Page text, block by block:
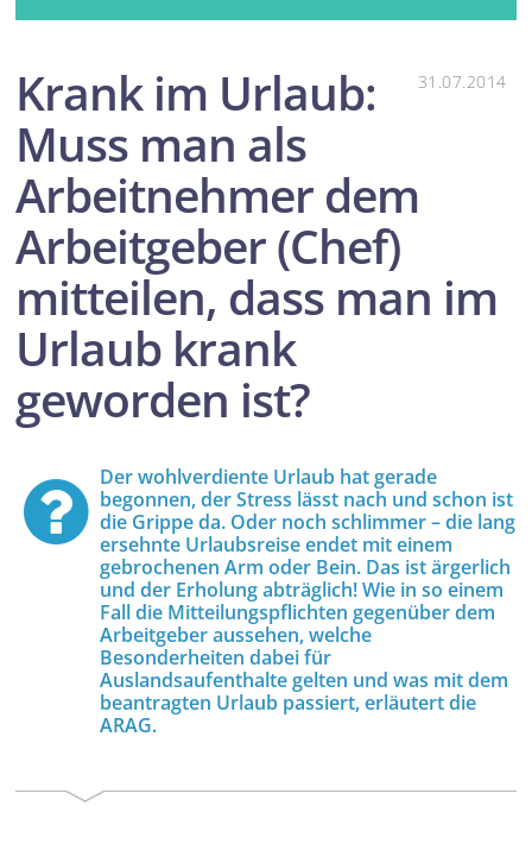
31.07.2014
Krank im Urlaub:
Muss man als
Arbeitnehmer dem
Arbeitgeber (Chef)
mitteilen, dass man im
Urlaub krank
geworden ist?
Der wohlverdiente Urlaub hat gerade
begonnen, der Stress lässt nach und schon ist
die Grippe da. Oder noch schlimmer – die lang
ersehnte Urlaubsreise endet mit einem
gebrochenen Arm oder Bein. Das ist ärgerlich
und der Erholung abträglich! Wie in so einem
Fall die Mitteilungspflichten gegenüber dem
Arbeitgeber aussehen, welche
Besonderheiten dabei für
Auslandsaufenthalte gelten und was mit dem
beantragten Urlaub passiert, erläutert die
ARAG.